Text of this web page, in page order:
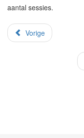
aantal sessies.
Vorige